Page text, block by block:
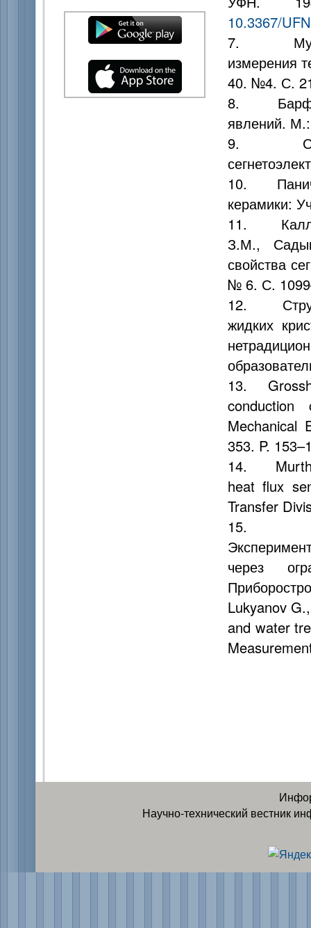
10.3367/
7.
измерения
40. №4. С.
8. Барфут
явлений.
9.
10. Панич
керамики:
11.
З.М.,
свойства
№ 6. С.
12.
жидких
13.
Mechanical
353. P.
14. Murthy
heat flux
Transfer
15.
через
Lukyanov
and water
Научно-технический вестник